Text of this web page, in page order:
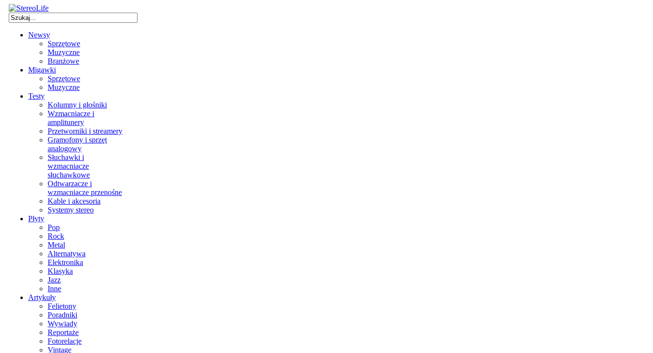
Newsy
Sprzętowe
Muzyczne
Branżowe
Migawki
Sprzętowe
Muzyczne
Testy
Kolumny i głośniki
Wzmacniacze i
amplitunery
Przetworniki i streamery
Gramofony i sprzęt
analogowy
Słuchawki i
wzmacniacze
słuchawkowe
Odtwarzacze i
wzmacniacze przenośne
Kable i akcesoria
Systemy stereo
Płyty
Pop
Rock
Metal
Alternatywa
Elektronika
Klasyka
Jazz
Inne
Artykuły
Felietony
Poradniki
Wywiady
Reportaże
Fotorelacje
Vintage